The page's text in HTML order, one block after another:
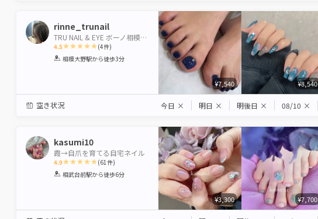
rinne_trunail
TRU NAIL & EYE ボーノ相模大野店 【トゥルーネイル＆アイ】
4.5
1 2 3 4 5
(4件)
相模大野駅から徒歩3分
¥7,540 ¥8,540
空き状況 今日 × 明日 × 明後日 × 08/10 ×
kasumi10
霞→自爪を育てる自宅ネイル
4.9
1 2 3 4 5
(61 件)
相武台前駅から徒歩6分
¥3,300 ¥7,700